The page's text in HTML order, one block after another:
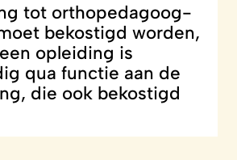
tot orthopedagoog-
bekostigd worden,
opleiding is
qua functie aan de
die ook bekostigd